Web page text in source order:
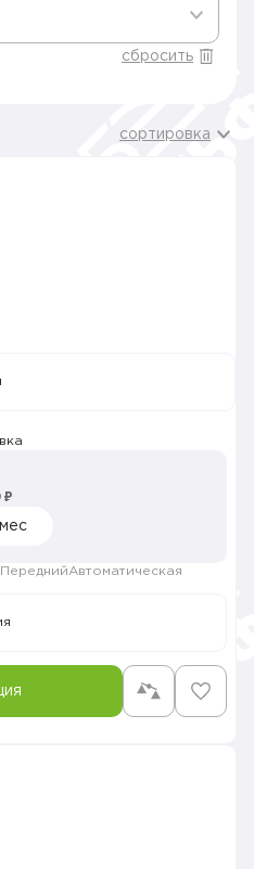
сбросить
сортировка
₽
ПереднийАвтоматическая